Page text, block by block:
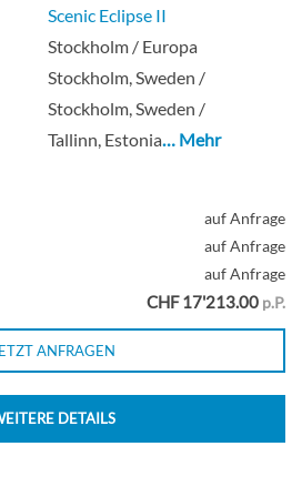
-[G1]
-[GS2]
Scenic Eclipse II
Stockholm / Europa
Stockholm, Sweden /
Stockholm, Sweden /
Tallinn, Estonia… Mehr
auf Anfrage
auf Anfrage
auf Anfrage
CHF 17'213.00 p.P.
ANFRAGEN
DETAILS